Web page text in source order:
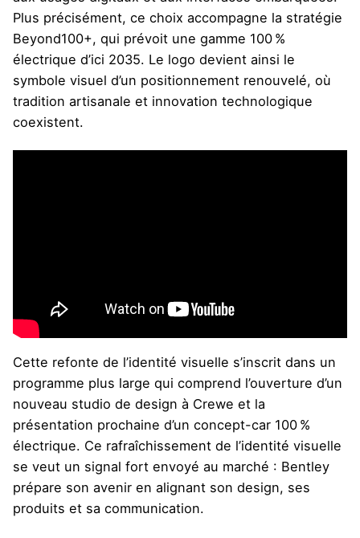
Plus précisément, ce choix accompagne la stratégie
Beyond100+, qui prévoit une gamme 100 %
électrique d’ici 2035. Le logo devient ainsi le
symbole visuel d’un positionnement renouvelé, où
tradition artisanale et innovation technologique
coexistent.
Cette refonte de l’identité visuelle s’inscrit dans un
programme plus large qui comprend l’ouverture d’un
nouveau studio de design à Crewe et la
présentation prochaine d’un concept-car 100 %
électrique. Ce rafraîchissement de l’identité visuelle
se veut un signal fort envoyé au marché : Bentley
prépare son avenir en alignant son design, ses
produits et sa communication.